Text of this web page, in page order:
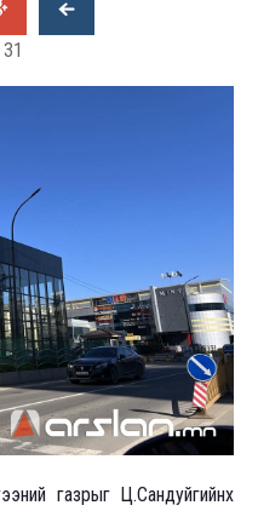
газрыг Ц.Сандуйгийнх